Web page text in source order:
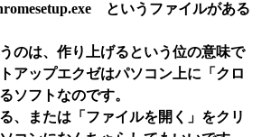
というファイルがある
のは、作り上げるという位の意味で
アップエクゼはパソコン上に「クロ
ソフトなのです。
、または「ファイルを開く」をクリ